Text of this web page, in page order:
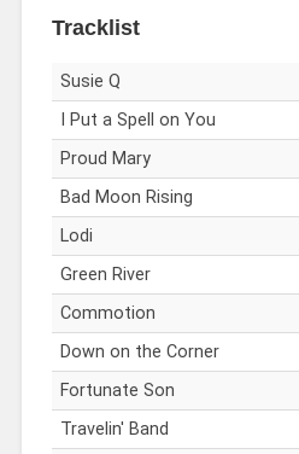
Tracklist
Susie Q
I Put a Spell on You
Proud Mary
Bad Moon Rising
Lodi
Green River
Commotion
Down on the Corner
Fortunate Son
Travelin' Band